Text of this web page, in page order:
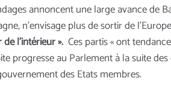
annoncent une large avance de
n’envisage plus de sortir de
l’intérieur ». Ces partis « ont
progresse au Parlement à la suite
des Etats membres.